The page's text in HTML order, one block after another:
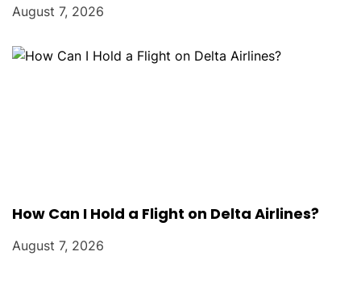
August 7, 2026
How Can I Hold a Flight on Delta Airlines?
August 7, 2026